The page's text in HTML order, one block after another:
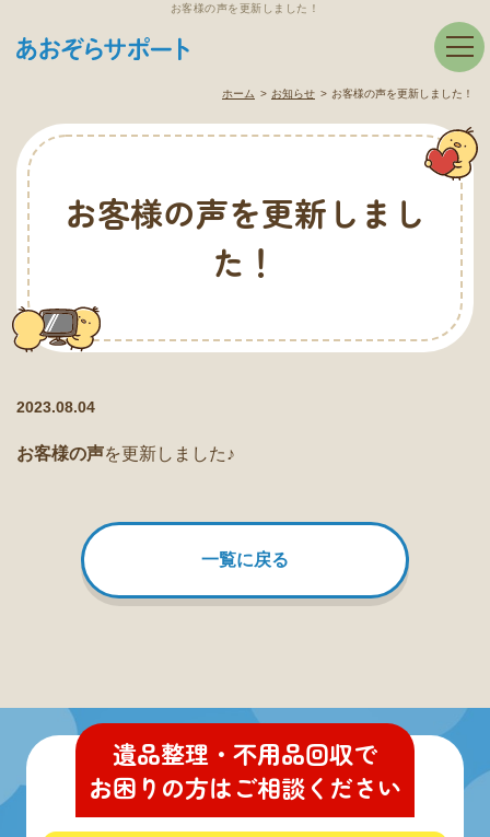
お客様の声を更新しました！
ホーム お知らせ お客様の声を更新しました！
お客様の声を更新しまし
た！
2023.08.04
お客様の声を更新しました♪
一覧に戻る
遺品整理・不用品回収で
お困りの方はご相談ください